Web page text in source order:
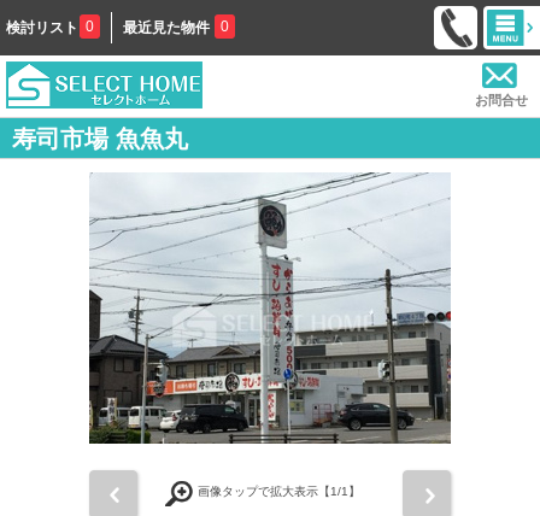
検討リスト 0 最近見た物件 0
お問合せ
寿司市場 魚魚丸
画像タップで拡大表示【1/1】